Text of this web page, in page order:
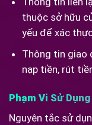
thuộc sở hữu
yếu để xác
Thông tin giao
nạp tiền, rút
Phạm Vi Sử
Nguyên tắc sử